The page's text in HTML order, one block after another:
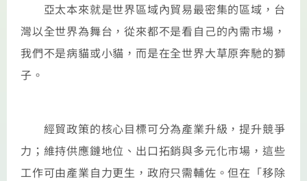
亞太本來就是世界區域內貿易最密集的區域，台
灣以全世界為舞台，從來都不是看自己的內需市場，
我們不是病貓或小貓，而是在全世界大草原奔馳的獅
子。
經貿政策的核心目標可分為產業升級，提升競爭
力；維持供應鏈地位、出口拓銷與多元化市場，這些
工作可由產業自力更生，政府只需輔佐。但在「移除